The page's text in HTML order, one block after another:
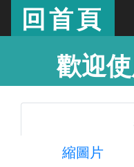
回首頁
歡迎
縮圖片